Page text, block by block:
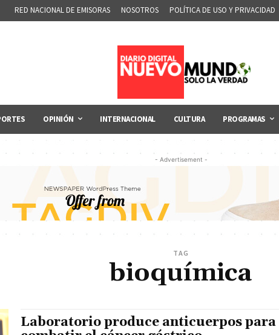
RED NACIONAL DE EMISORAS NOSOTROS POLÍTICA DE USO Y PRIVACIDAD
OPINIÓN INTERNACIONAL CULTURA PROGRAMAS
- Advertisement -
TAG
bioquímica
Laboratorio produce anticuerpos para